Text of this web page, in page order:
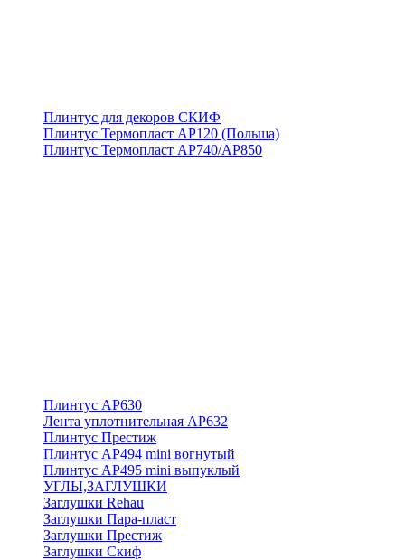
Плинтус для декоров СКИФ
Плинтус Термопласт АР120 (Польша)
Плинтус Термопласт АР740/АР850
Плинтус АР630
Лента уплотнительная АР632
Плинтус Престиж
Плинтус АР494 mini вогнутый
Плинтус АР495 mini выпуклый
УГЛЫ,ЗАГЛУШКИ
Заглушки Rehau
Заглушки Пара-пласт
Заглушки Престиж
Заглушки Скиф